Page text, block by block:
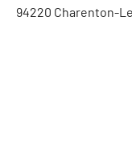
94220 Charenton-